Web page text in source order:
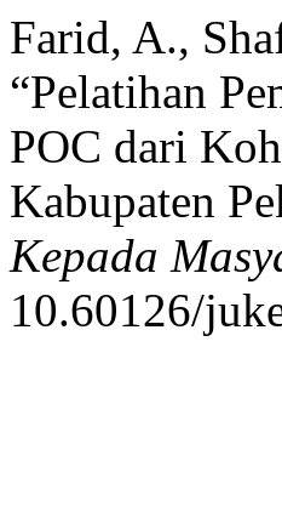
Farid, A.,
“Pelatihan
POC dari
Kabupaten
Kepada
10.60126/